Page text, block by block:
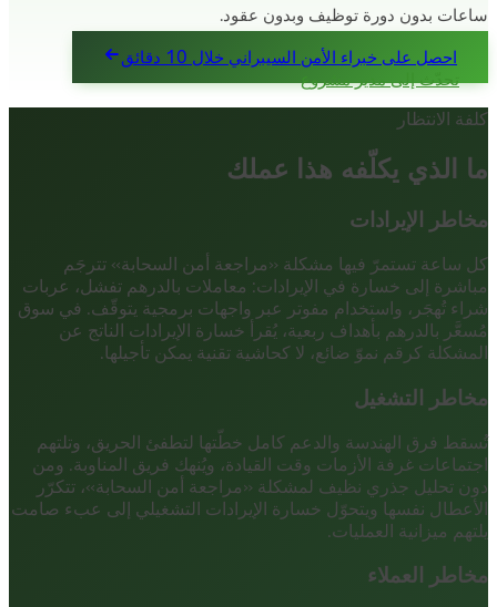
ساعات بدون دورة توظيف وبدون عقود.
احصل على خبراء الأمن السيبراني خلال 10 دقائق
تحدّث إلى مدير مشروع
كلفة الانتظار
ما الذي يكلّفه هذا عملك
مخاطر الإيرادات
كل ساعة تستمرّ فيها مشكلة «مراجعة أمن السحابة» تترجَم
مباشرة إلى خسارة في الإيرادات: معاملات بالدرهم تفشل، عربات
شراء تُهجَر، واستخدام مفوتر عبر واجهات برمجية يتوقّف. في سوق
مُسعَّر بالدرهم بأهداف ربعية، يُقرأ خسارة الإيرادات الناتج عن
المشكلة كرقم نموّ ضائع، لا كحاشية تقنية يمكن تأجيلها.
مخاطر التشغيل
تُسقط فرق الهندسة والدعم كامل خطّتها لتطفئ الحريق، وتلتهم
اجتماعات غرفة الأزمات وقت القيادة، ويُنهك فريق المناوبة. ومن
دون تحليل جذري نظيف لمشكلة «مراجعة أمن السحابة»، تتكرّر
الأعطال نفسها ويتحوّل خسارة الإيرادات التشغيلي إلى عبء صامت
يلتهم ميزانية العمليات.
مخاطر العملاء